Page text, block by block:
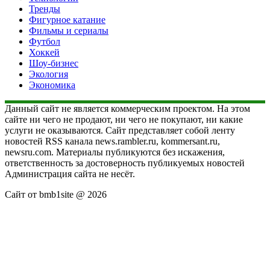
Тренды
Фигурное катание
Фильмы и сериалы
Футбол
Хоккей
Шоу-бизнес
Экология
Экономика
Данный сайт не является коммерческим проектом. На этом
сайте ни чего не продают, ни чего не покупают, ни какие
услуги не оказываются. Сайт представляет собой ленту
новостей RSS канала news.rambler.ru, kommersant.ru,
newsru.com. Материалы публикуются без искажения,
ответственность за достоверность публикуемых новостей
Администрация сайта не несёт.
Сайт от bmb1site @ 2026